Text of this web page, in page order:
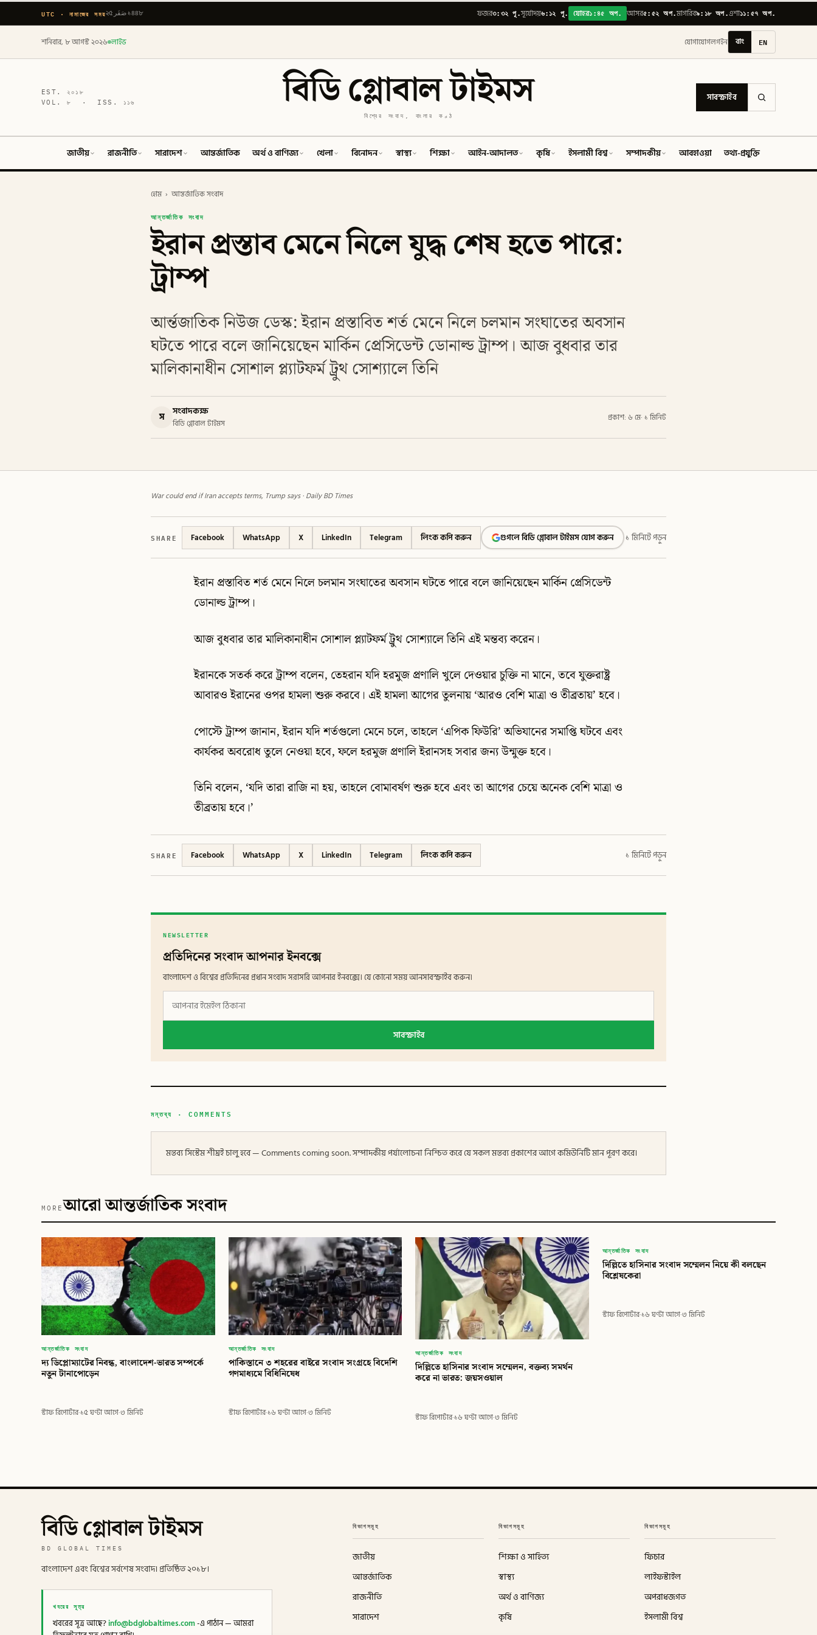
UTC · নামাজের সময় ২৫ صَفَر ১৪৪৮ ফজর৩:৩২ পূ.সূর্যোদয়৬:১২ পূ. যোহর১:৪৫ অপ. আসর৫:৫২ অপ.মাগরিব৯:১৮ অপ.এশা১১:৫৭ অপ.
শনিবার, ৮ আগস্ট ২০২৬ লাইভ যোগাযোগলগইন বাং EN
EST.২০১৮
VOL.৮ · ISS. ১১৬ বিডি গ্লোবাল টাইমস
বিশ্বের সংবাদ, বাংলার কণ্ঠ
সাবস্ক্রাইব
জাতীয় রাজনীতি সারাদেশ আন্তর্জাতিক অর্থ ও বাণিজ্য খেলা বিনোদন স্বাস্থ্য শিক্ষা আইন-আদালত কৃষি ইসলামী বিশ্ব সম্পাদকীয় আবহাওয়া তথ্য-প্রযুক্তি
হোম › আন্তর্জাতিক সংবাদ
আন্তর্জাতিক সংবাদ
ইরান প্রস্তাব মেনে নিলে যুদ্ধ শেষ হতে পারে:
ট্রাম্প
আর্ন্তজাতিক নিউজ ডেস্ক: ইরান প্রস্তাবিত শর্ত মেনে নিলে চলমান সংঘাতের অবসান
ঘটতে পারে বলে জানিয়েছেন মার্কিন প্রেসিডেন্ট ডোনাল্ড ট্রাম্প। আজ বুধবার তার
মালিকানাধীন সোশাল প্ল্যাটফর্ম ট্রুথ সোশ্যালে তিনি
স সংবাদকক্ষ
বিডি গ্লোবাল টাইমস
প্রকাশ: ৬ মে· ১ মিনিট
War could end if Iran accepts terms, Trump says · Daily BD Times
SHARE Facebook WhatsApp X LinkedIn Telegram লিংক কপি করুন গুগলে বিডি গ্লোবাল টাইমস যোগ করুন ১ মিনিটে পড়ুন
ইরান প্রস্তাবিত শর্ত মেনে নিলে চলমান সংঘাতের অবসান ঘটতে পারে বলে জানিয়েছেন মার্কিন প্রেসিডেন্ট
ডোনাল্ড ট্রাম্প।
আজ বুধবার তার মালিকানাধীন সোশাল প্ল্যাটফর্ম ট্রুথ সোশ্যালে তিনি এই মন্তব্য করেন।
ইরানকে সতর্ক করে ট্রাম্প বলেন, তেহরান যদি হরমুজ প্রণালি খুলে দেওয়ার চুক্তি না মানে, তবে যুক্তরাষ্ট্র
আবারও ইরানের ওপর হামলা শুরু করবে। এই হামলা আগের তুলনায় ‘আরও বেশি মাত্রা ও তীব্রতায়’ হবে।
পোস্টে ট্রাম্প জানান, ইরান যদি শর্তগুলো মেনে চলে, তাহলে ‘এপিক ফিউরি’ অভিযানের সমাপ্তি ঘটবে এবং
কার্যকর অবরোধ তুলে নেওয়া হবে, ফলে হরমুজ প্রণালি ইরানসহ সবার জন্য উন্মুক্ত হবে।
তিনি বলেন, ‘যদি তারা রাজি না হয়, তাহলে বোমাবর্ষণ শুরু হবে এবং তা আগের চেয়ে অনেক বেশি মাত্রা ও
তীব্রতায় হবে।’
SHARE Facebook WhatsApp X LinkedIn Telegram লিংক কপি করুন ১ মিনিটে পড়ুন
NEWSLETTER
প্রতিদিনের সংবাদ আপনার ইনবক্সে
বাংলাদেশ ও বিশ্বের প্রতিদিনের প্রধান সংবাদ সরাসরি আপনার ইনবক্সে। যে কোনো সময় আনসাবস্ক্রাইব করুন।
সাবস্ক্রাইব
মন্তব্য · COMMENTS
মন্তব্য সিস্টেম শীঘ্রই চালু হবে — Comments coming soon. সম্পাদকীয় পর্যালোচনা নিশ্চিত করে যে সকল মন্তব্য প্রকাশের আগে কমিউনিটি মান পূরণ করে।
MOREআরো আন্তর্জাতিক সংবাদ
আন্তর্জাতিক সংবাদ
দ্য ডিপ্লোম্যাটের নিবন্ধ, বাংলাদেশ-ভারত সম্পর্কে
নতুন টানাপোড়েন
স্টাফ রিপোর্টার·১৫ ঘণ্টা আগে·৩ মিনিট
আন্তর্জাতিক সংবাদ
পাকিস্তানে ৩ শহরের বাইরে সংবাদ সংগ্রহে বিদেশি
গণমাধ্যমে বিধিনিষেধ
স্টাফ রিপোর্টার·১৬ ঘণ্টা আগে·৩ মিনিট
আন্তর্জাতিক সংবাদ
দিল্লিতে হাসিনার সংবাদ সম্মেলন, বক্তব্য সমর্থন
করে না ভারত: জয়সওয়াল
স্টাফ রিপোর্টার·১৬ ঘণ্টা আগে·৩ মিনিট
বিডি
বিডি গ্লোবাল টাইমস
আন্তর্জাতিক সংবাদ
দিল্লিতে হাসিনার সংবাদ সম্মেলন নিয়ে কী বলছেন
বিশ্লেষকেরা
স্টাফ রিপোর্টার·১৬ ঘণ্টা আগে·৩ মিনিট
বিডি গ্লোবাল টাইমস
BD GLOBAL TIMES
বাংলাদেশ এবং বিশ্বের সর্বশেষ সংবাদ। প্রতিষ্ঠিত ২০১৮।
খবরের সূত্র
খবরের সূত্র আছে?info@bdglobaltimes.com-এ পাঠান — আমরা
বিভাগসমূহ
জাতীয়
আন্তর্জাতিক
রাজনীতি
সারাদেশ
বিভাগসমূহ
শিক্ষা ও সাহিত্য
স্বাস্থ্য
অর্থ ও বাণিজ্য
কৃষি
বিভাগসমূহ
ফিচার
লাইফস্টাইল
অপরাধজগত
ইসলামী বিশ্ব